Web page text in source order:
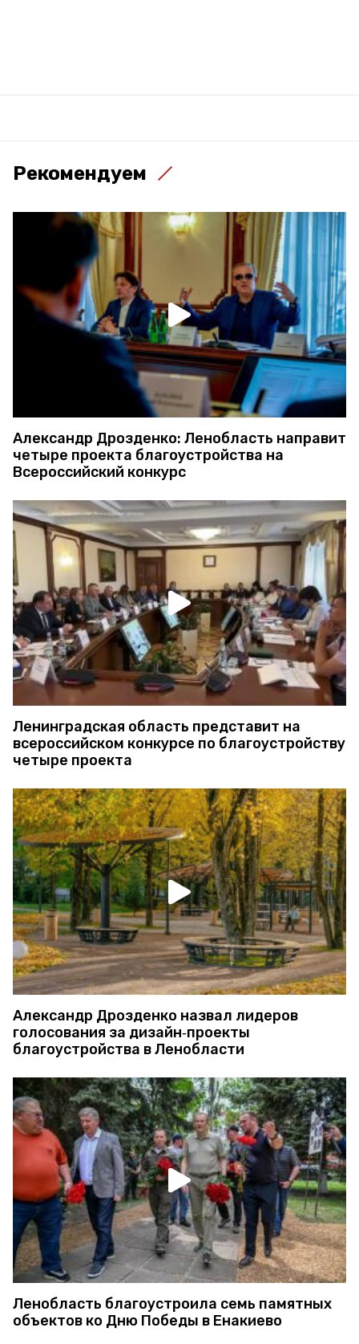
Рекомендуем
Александр Дрозденко: Ленобласть направит
четыре проекта благоустройства на
Всероссийский конкурс
Ленинградская область представит на
всероссийском конкурсе по благоустройству
четыре проекта
Александр Дрозденко назвал лидеров
голосования за дизайн‑проекты
благоустройства в Ленобласти
Ленобласть благоустроила семь памятных
объектов ко Дню Победы в Енакиево